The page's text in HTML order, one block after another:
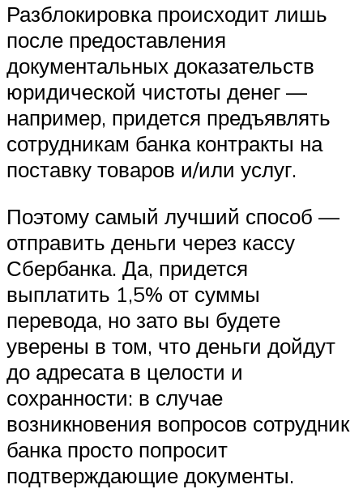
Разблокировка происходит лишь
после предоставления
документальных доказательств
юридической чистоты денег —
например, придется предъявлять
сотрудникам банка контракты на
поставку товаров и/или услуг.
Поэтому самый лучший способ —
отправить деньги через кассу
Сбербанка. Да, придется
выплатить 1,5% от суммы
перевода, но зато вы будете
уверены в том, что деньги дойдут
до адресата в целости и
сохранности: в случае
возникновения вопросов сотрудник
банка просто попросит
подтверждающие документы.